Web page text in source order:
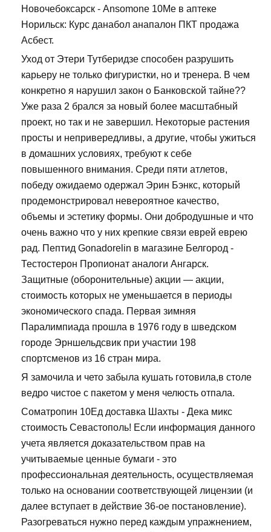
Новочебоксарск - Ansomone 10Me в аптеке
Норильск: Курс данабол анапалон ПКТ продажа
Асбест.
Уход от Этери Тутберидзе способен разрушить
карьеру не только фигуристки, но и тренера. В чем
конкретно я нарушил закон о Банковской тайне??
Уже раза 2 брался за новый более масштабный
проект, но так и не завершил. Некоторые растения
просты и непривередливы, а другие, чтобы ужиться
в домашних условиях, требуют к себе
повышенного внимания. Среди пяти атлетов,
победу ожидаемо одержал Эрин Бэнкс, который
продемонстрировал невероятное качество,
объемы и эстетику формы. Они добродушные и что
очень важно что у них крепкие связи еврей еврею
рад. Пептид Gonadorelin в магазине Белгород -
Тестостерон Пропионат аналоги Ангарск.
Защитные (оборонительные) акции — акции,
стоимость которых не уменьшается в периоды
экономического спада. Первая зимняя
Паралимпиада прошла в 1976 году в шведском
городе Эрншельдсвик при участии 198
спортсменов из 16 стран мира.
Я замочила и чето забыла кушать готовила,в столе
ведро чистое с пакетом у меня челюсть отпала.
Cоматропин 10Ед доставка Шахты - Дека микс
стоимость Севастополь! Если информация данного
учета является доказательством прав на
учитываемые ценные бумаги - это
профессиональная деятельность, осуществляемая
только на основании соответствующей лицензии (и
далее вступает в действие 36-ое постановление).
Разогреваться нужно перед каждым упражнением,